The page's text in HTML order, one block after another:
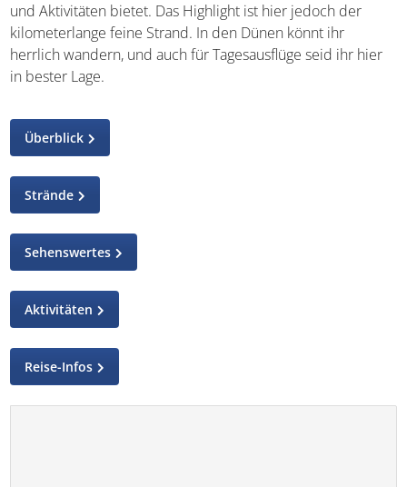
Sehenswürdigkeiten und Aktivitäten bietet. Das Highlight
ist hier jedoch der kilometerlange feine Strand. In den
Dünen könnt ihr herrlich wandern, und auch für
Tagesausflüge seid ihr hier in bester Lage.
Überblick
Strände
Sehenswertes
Aktivitäten
Reise-Infos